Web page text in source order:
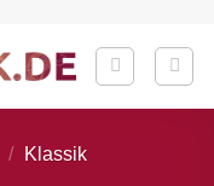
/ Klassik